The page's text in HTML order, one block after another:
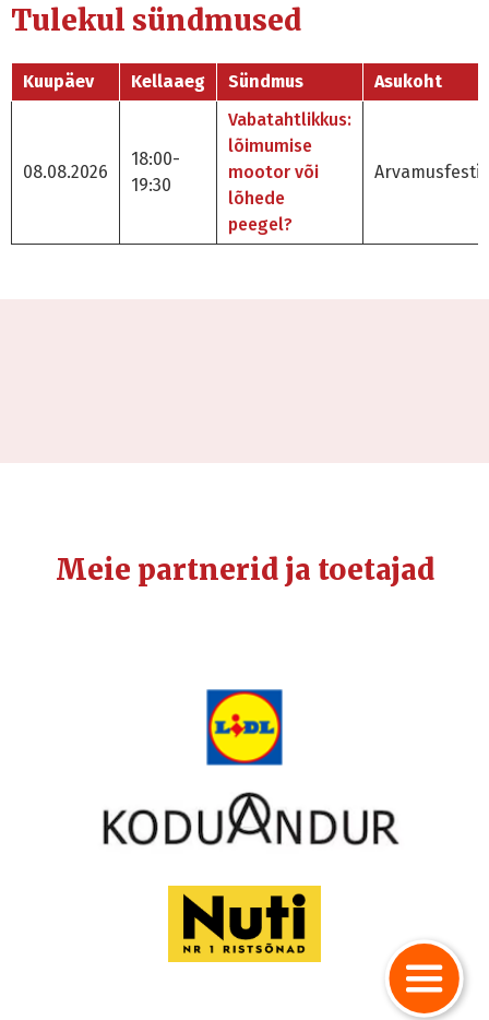
Tulekul sündmused
Kuupäev Kellaaeg Sündmus Asukoht
08.08.2026
18:00-
19:30
Vabatahtlikkus:
lõimumise
mootor või
lõhede
peegel?
Meie partnerid ja toetajad